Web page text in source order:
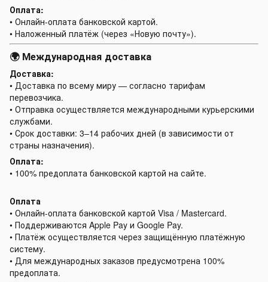
Оплата:
• Онлайн-оплата банковской картой.
• Наложенный платёж (через «Новую почту»).
🌍 Международная доставка
Доставка:
• Доставка по всему миру — согласно тарифам
перевозчика.
• Отправка осуществляется международными курьерскими
службами.
• Срок доставки: 3–14 рабочих дней (в зависимости от
страны назначения).
Оплата:
• 100% предоплата банковской картой на сайте.
Оплата
• Онлайн-оплата банковской картой Visa / Mastercard.
• Поддерживаются Apple Pay и Google Pay.
• Платёж осуществляется через защищённую платёжную
систему.
• Для международных заказов предусмотрена 100%
предоплата.